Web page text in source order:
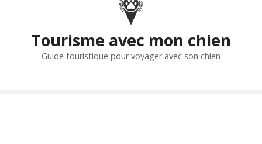
Tourisme avec mon chien
Guide touristique pour voyager avec son chien